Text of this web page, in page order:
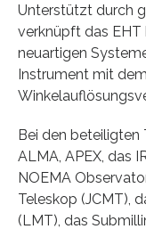
Unterstützt durch
verknüpft das
neuartigen
Instrument mit
Bei den beteiligten
ALMA, APEX, das
NOEMA
Teleskop (JCMT),
(LMT), das